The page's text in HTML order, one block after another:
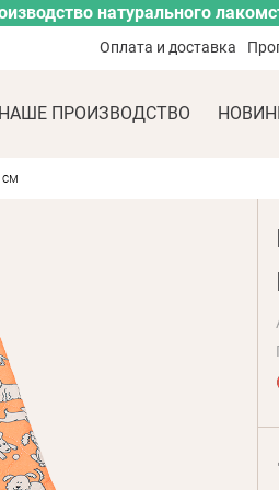
натурального
Оплата и доставка
НАШЕ ПРОИЗВОДСТВО
см